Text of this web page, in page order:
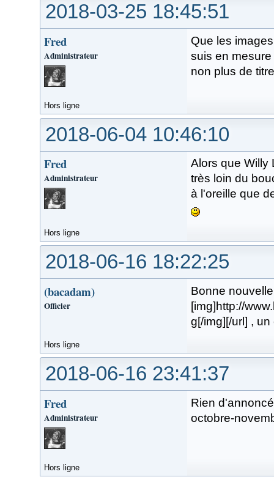
2018-03-25 18:45:51
Fred
Administrateur
Que les
suis en
non plus de
Hors ligne
2018-06-04 10:46:10
Fred
Administrateur
Alors que Willy
très loin du
à l'oreille que
Hors ligne
2018-06-16 18:22:25
(bacadam)
Officier
Bonne
[img]http://
g[/img][/url] ,
Hors ligne
2018-06-16 23:41:37
Fred
Administrateur
Rien
octobre-
Hors ligne